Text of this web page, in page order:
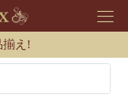
揃え!